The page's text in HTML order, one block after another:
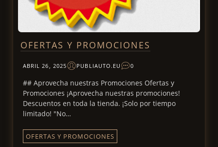
OFERTAS Y PROMOCIONES
ABRIL 26, 2025 PUBLIAUTO.EU 0
## Aprovecha nuestras Promociones Ofertas y
Promociones ¡Aprovecha nuestras promociones!
Descuentos en toda la tienda. ¡Solo por tiempo
limitado! "No…
OFERTAS Y PROMOCIONES